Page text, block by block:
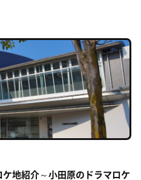
地紹介～小田原のドラマロケ